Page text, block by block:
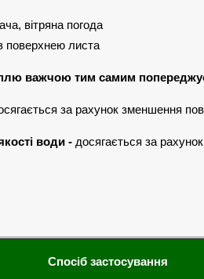
вітряна погода
поверхнею листа
важчою тим самим
за рахунок зменшення
води - досягається за
Спосіб застосування